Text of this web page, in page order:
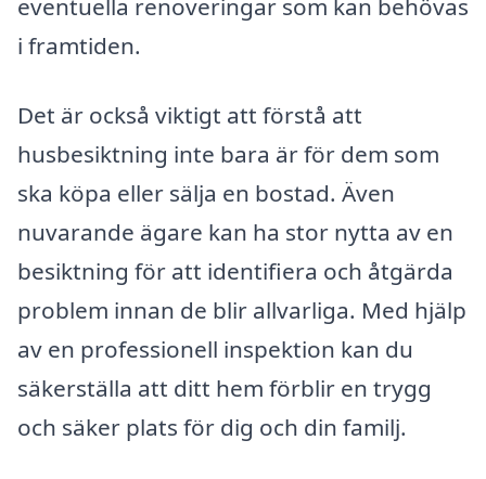
eventuella renoveringar som kan behövas
i framtiden.
Det är också viktigt att förstå att
husbesiktning inte bara är för dem som
ska köpa eller sälja en bostad. Även
nuvarande ägare kan ha stor nytta av en
besiktning för att identifiera och åtgärda
problem innan de blir allvarliga. Med hjälp
av en professionell inspektion kan du
säkerställa att ditt hem förblir en trygg
och säker plats för dig och din familj.